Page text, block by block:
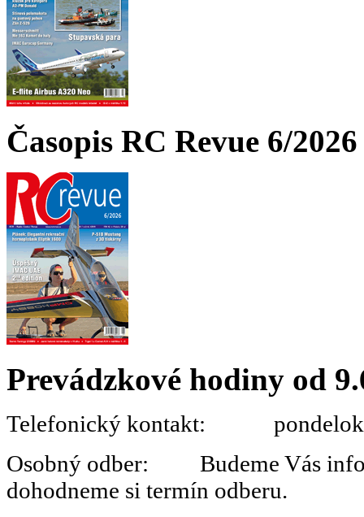
Časopis RC Revue 6/
Prevádzkové hodiny od
Telefonický kontakt:
Osobný odber: Budeme Vás
dohodneme si termín odberu.